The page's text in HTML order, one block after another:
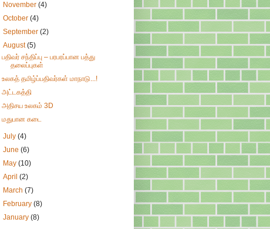
November(4)
October(4)
September(2)
August(5)
பதிவர் சந்திப்பு – பரபரப்பான பத்து
தலைப்புகள்
உலகத் தமிழ்ப்பதிவர்கள் மாநாடு...!
அட்டகத்தி
அதிசய உலகம் 3D
மதுபான கடை
July(4)
June(6)
May(10)
April(2)
March(7)
February(8)
January(8)